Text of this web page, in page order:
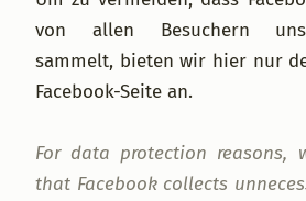
von allen Besuchern
sammelt, bieten wir hier nur
Facebook-Seite an.
For data protection reasons,
that Facebook collects